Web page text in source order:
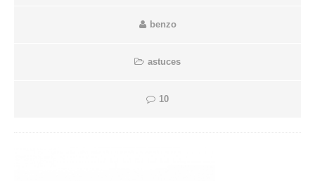
benzo
astuces
10